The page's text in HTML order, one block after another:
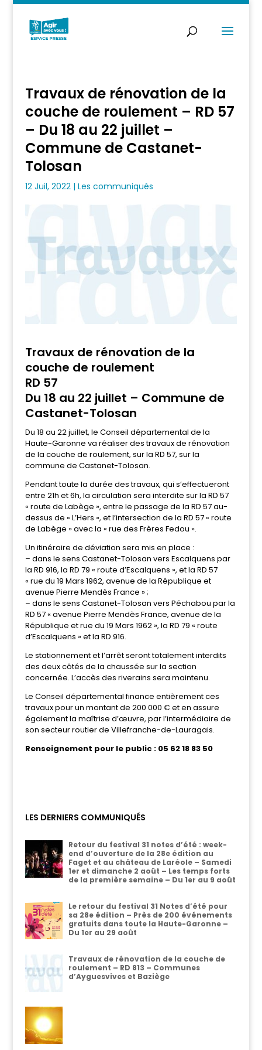
Travaux de rénovation de la
couche de roulement – RD 57
– Du 18 au 22 juillet –
Commune de Castanet-
Tolosan
12 Juil, 2022| Les communiqués
Travaux de rénovation de la
couche de roulement
RD 57
Du 18 au 22 juillet – Commune de
Castanet-Tolosan
Du 18 au 22 juillet, le Conseil départemental de la
Haute-Garonne va réaliser des travaux de rénovation
de la couche de roulement, sur la RD 57, sur la
commune de Castanet-Tolosan.
Pendant toute la durée des travaux, qui s’effectueront
entre 21h et 6h, la circulation sera interdite sur la RD 57
« route de Labège », entre le passage de la RD 57 au-
dessus de « L’Hers », et l’intersection de la RD 57 « route
de Labège » avec la « rue des Frères Fedou ».
Un itinéraire de déviation sera mis en place :
– dans le sens Castanet-Tolosan vers Escalquens par
la RD 916, la RD 79 « route d’Escalquens », et la RD 57
« rue du 19 Mars 1962, avenue de la République et
avenue Pierre Mendès France » ;
– dans le sens Castanet-Tolosan vers Péchabou par la
RD 57 « avenue Pierre Mendès France, avenue de la
République et rue du 19 Mars 1962 », la RD 79 « route
d’Escalquens » et la RD 916.
Le stationnement et l’arrêt seront totalement interdits
des deux côtés de la chaussée sur la section
concernée. L’accès des riverains sera maintenu.
Le Conseil départemental finance entièrement ces
travaux pour un montant de 200 000 € et en assure
également la maîtrise d’œuvre, par l’intermédiaire de
son secteur routier de Villefranche-de-Lauragais.
Renseignement pour le public : 05 62 18 83 50
LES DERNIERS COMMUNIQUÉS
Retour du festival 31 notes d’été : week-
end d’ouverture de la 28e édition au
Faget et au château de Laréole – Samedi
1er et dimanche 2 août – Les temps forts
de la première semaine – Du 1er au 9 août
Le retour du festival 31 Notes d’été pour
sa 28e édition – Près de 200 événements
gratuits dans toute la Haute-Garonne –
Du 1er au 29 août
Travaux de rénovation de la couche de
roulement – RD 813 – Communes
d’Ayguesvives et Baziège